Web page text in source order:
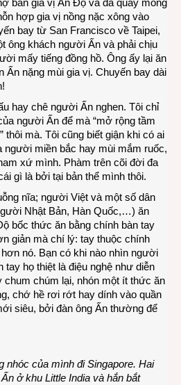
bán gia vị Ấn Độ và đã quay mòng
hợp gia vị nồng nặc xông vào
bay từ San Francisco về Taipei,
ông khách người Ấn và phải chịu
mấy tiếng đồng hồ. Ông ấy lại ăn
Ấn nặng mùi gia vị. Chuyến bay dài
hay chê người Ấn nghen. Tôi chỉ
người Ấn để mà “mở rộng tầm
thôi mà. Tôi cũng biết giận khi có ai
người miền bắc hay mùi mắm ruốc,
xứ mình. Phàm trên cõi đời đa
gì là bởi tại bản thể mình thôi.
nĩa; người Việt và một số dân
Nhật Bản, Hàn Quốc,…) ăn
bốc thức ăn bằng chính bàn tay
giản mà chí lý: tay thuộc chính
nó. Bạn có khi nào nhìn người
tay họ thiệt là điệu nghệ như diễn
chum chúm lại, nhón một ít thức ăn
chớ hề rơi rớt hay dính vào quần
siêu, bởi đàn ông Ấn thường để
nhóc của mình đi Singapore. Hai
ở khu Little India và hắn bắt